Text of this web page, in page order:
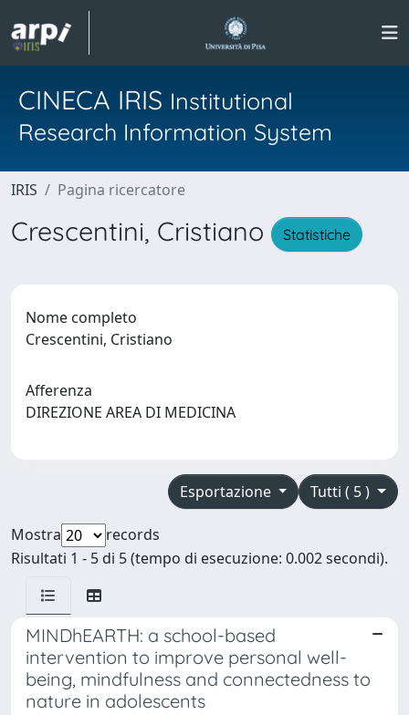
CINECA IRIS Institutional
Research Information System
IRIS Pagina ricercatore
Crescentini, Cristiano Statistiche
Nome completo
Crescentini, Cristiano
Afferenza
DIREZIONE AREA DI MEDICINA
Tutti ( 5 )
Esportazione
Mostra
records
Risultati 1 - 5 di 5 (tempo di esecuzione: 0.002 secondi).
MINDhEARTH: a school-based
intervention to improve personal well-
being, mindfulness and connectedness to
nature in adolescents